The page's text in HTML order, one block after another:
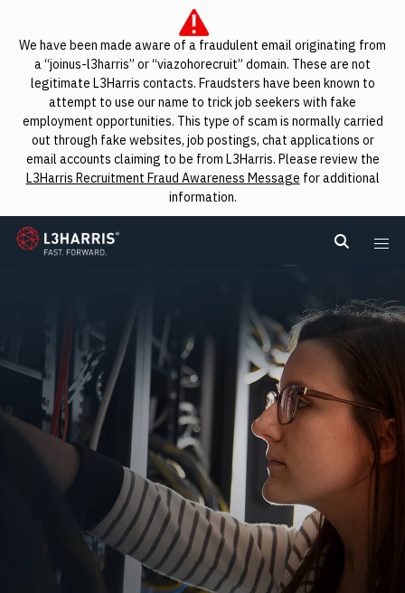
We have been made aware of a fraudulent email originating from
a “joinus-l3harris” or “viazohorecruit” domain. These are not
legitimate L3Harris contacts. Fraudsters have been known to
attempt to use our name to trick job seekers with fake
employment opportunities. This type of scam is normally carried
out through fake websites, job postings, chat applications or
email accounts claiming to be from L3Harris. Please review the
L3Harris Recruitment Fraud Awareness Message for additional
information.
L3Harris
Search